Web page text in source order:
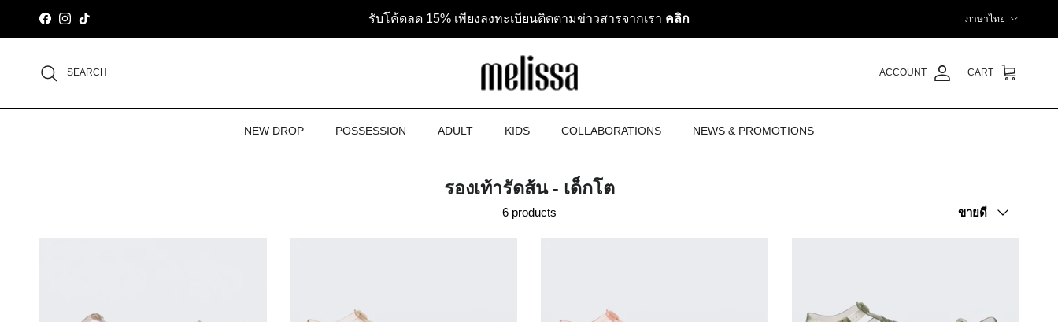
Facebook
Instagram
TikTok รับโค้ดลด 15% เพียงลงทะเบียนติดตามข่าวสารจากเรา คลิก ภาษาไทย
SEARCH ACCOUNT CART
NEW DROP POSSESSION ADULT KIDS COLLABORATIONS NEWS & PROMOTIONS
รองเท้ารัดส้น - เด็กโต
6 products
Sort by
ขายดี